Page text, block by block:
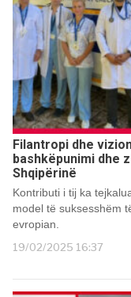
Filantropi dhe
bashkëpunimi dhe
Shqipërinë
Kontributi i tij ka
model të suksesshëm
evropian.
19/02/2025 16:37